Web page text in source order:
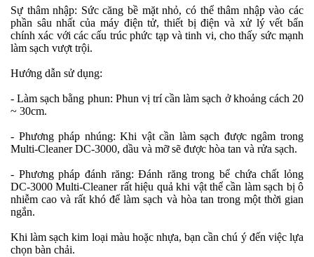
Sự thâm nhập: Sức căng bề mặt nhỏ, có thể thâm nhập vào các
phần sâu nhất của máy điện tử, thiết bị điện và xử lý vết bẩn
chính xác với các cấu trúc phức tạp và tinh vi, cho thấy sức mạnh
làm sạch vượt trội.
Hướng dẫn sử dụng:
- Làm sạch bằng phun: Phun vị trí cần làm sạch ở khoảng cách 20
~ 30cm.
- Phương pháp nhúng: Khi vật cần làm sạch được ngâm trong
Multi-Cleaner DC-3000, dầu và mỡ sẽ được hòa tan và rửa sạch.
- Phương pháp đánh răng: Đánh răng trong bể chứa chất lỏng
DC-3000 Multi-Cleaner rất hiệu quả khi vật thể cần làm sạch bị ô
nhiễm cao và rất khó để làm sạch và hòa tan trong một thời gian
ngắn.
Khi làm sạch kim loại màu hoặc nhựa, bạn cần chú ý đến việc lựa
chọn bàn chải.